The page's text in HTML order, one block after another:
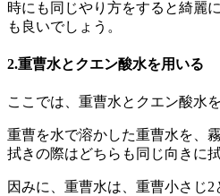
時にも同じやり方をすると綺麗
も良いでしょう。
2.重曹水とクエン酸水を用いる
ここでは、重曹水とクエン酸水
重曹を水で溶かした重曹水を、
拭きの際はどちらも同じ向きに
因みに、重曹水は、重曹小さじ